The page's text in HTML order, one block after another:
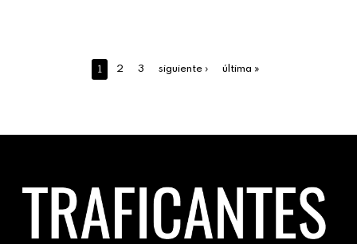
1 2 3 siguiente › última »